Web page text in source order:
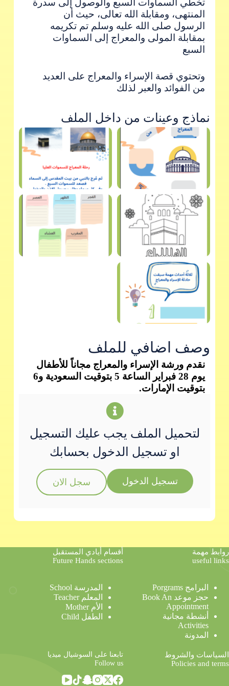
تخطي السماوات السبع والوصول إلى سدرة
المنتهى، ومقابلة الله تعالى، حيث أن
الرسول صلى الله عليه وسلم تم تكريمه
بمقابلة المولى والمعراج إلى السماوات
السبع
وتحتوي قصة الإسراء والمعراج على العديد
من الفوائد والعبر لذلك
نماذج وعينات من داخل الملف
وصف اضافي للملف
نقدم ورشة الإسراء والمعراج مجاناً للأطفال
يوم 28 فبراير الساعة 5 بتوقيت السعودية و6
بتوقيت الإمارات.
لتحميل الملف يجب عليك التسجيل
او تسجيل الدخول بحسابك
تسجيل الدخول سجل الان
روابط مهمة
useful links
البرامج Porgrams
حجز موعد Book An
Appointment
أنشطة مجانية
Activities
المدونة
أقسام أيادي المستقبل
Future Hands sections
المدرسة School
المعلم Teacher
الأم Mother
الطفل Child
السياسات والشروط
Policies and terms
تابعنا على السوشيال ميديا
Follow us